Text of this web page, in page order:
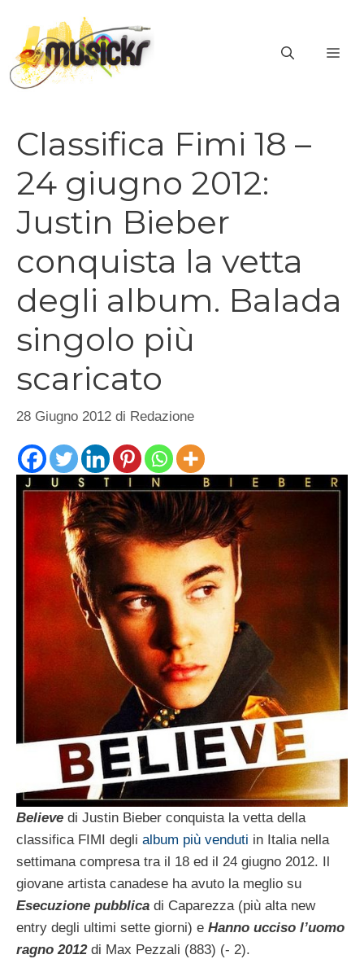
contenuto
Classifica Fimi 18 –
24 giugno 2012:
Justin Bieber
conquista la vetta
degli album. Balada
singolo più
scaricato
28 Giugno 2012 di Redazione
Believe di Justin Bieber conquista la vetta della
classifica FIMI degli album più venduti in Italia nella
settimana compresa tra il 18 ed il 24 giugno 2012. Il
giovane artista canadese ha avuto la meglio su
Esecuzione pubblica di Caparezza (più alta new
entry degli ultimi sette giorni) e Hanno ucciso l’uomo
ragno 2012di Max Pezzali (883) (- 2).